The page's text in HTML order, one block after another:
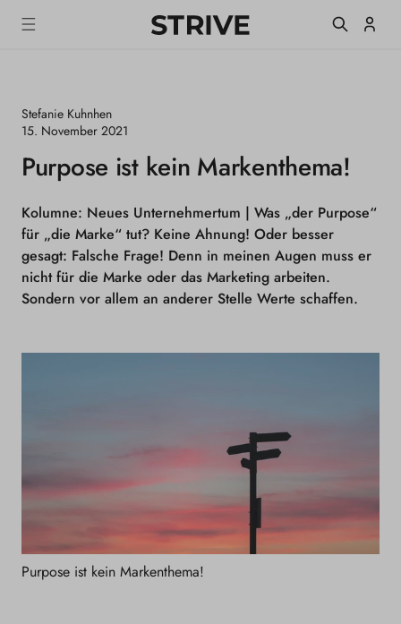
S
T
a
z
n
e
Stefanie Kuhnhen
15. November 2021
Purpose ist kein Markenthema!
Kolumne: Neues Unternehmertum | Was „der Purpose“
für „die Marke“ tut? Keine Ahnung! Oder besser
gesagt: Falsche Frage! Denn in meinen Augen muss er
nicht für die Marke oder das Marketing arbeiten.
Sondern vor allem an anderer Stelle Werte schaffen.
Purpose ist kein Markenthema!